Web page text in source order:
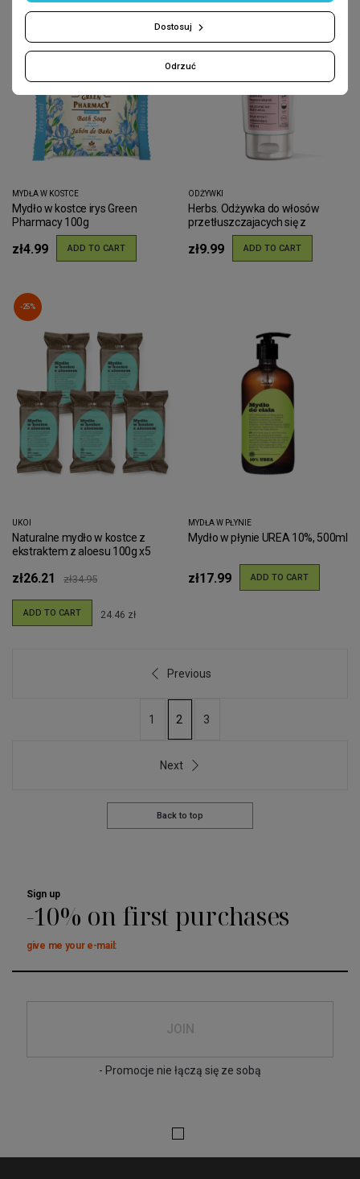
MYDŁA W KOSTCE
Mydło w kostce irys Green
Pharmacy 100g
zł4.99 ADD TO CART
ODŻYWKI
Herbs. Odżywka do włosów
przetłuszczajacych się z
nagietkiem 200ml
zł9.99 ADD TO CART
-25%
UKOI
Naturalne mydło w kostce z
ekstraktem z aloesu 100g x5
zł26.21 zł34.95
ADD TO CART 24.46 zł
MYDŁA W PŁYNIE
Mydło w płynie UREA 10%, 500ml
zł17.99 ADD TO CART
Previous
1 2 3
Next
Back to top
Sign up
-10% on first purchases
give me your e-mail:
JOIN
- Promocje nie łączą się ze sobą
Odrzuć
Dostosuj